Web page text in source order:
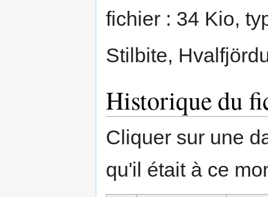
fichier : 34 Kio,
Stilbite,
Historique du
Cliquer sur une
qu'il était à ce